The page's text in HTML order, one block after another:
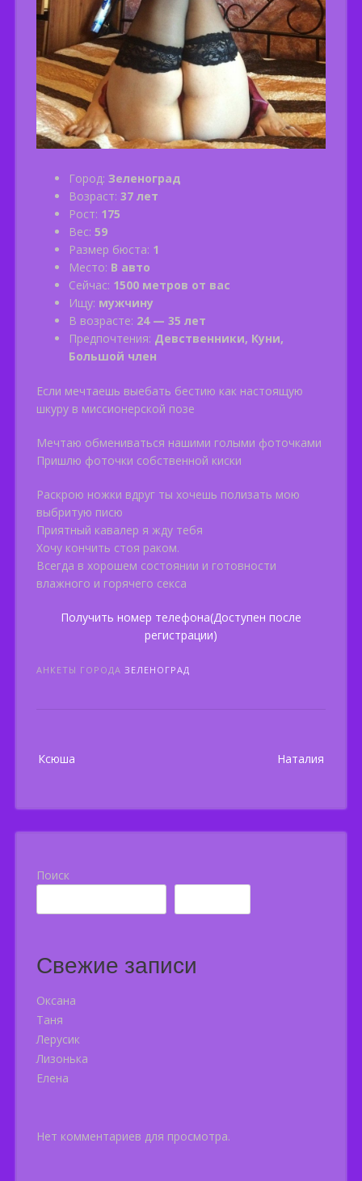
Город: Зеленоград
Возраст: 37 лет
Рост: 175
Вес: 59
Размер бюста: 1
Место: В авто
Сейчас: 1500 метров от вас
Ищу: мужчину
В возрасте: 24 — 35 лет
Предпочтения: Девственники, Куни,
Большой член
Если мечтаешь выебать бестию как настоящую
шкуру в миссионерской позе
Мечтаю обмениваться нашими голыми фоточками
Пришлю фоточки собственной киски
Раскрою ножки вдруг ты хочешь полизать мою
выбритую писю
Приятный кавалер я жду тебя
Хочу кончить стоя раком.
Всегда в хорошем состоянии и готовности
влажного и горячего секса
Получить номер телефона(Доступен после
регистрации)
АНКЕТЫ ГОРОДА ЗЕЛЕНОГРАД
navigation
Ксюша Наталия
Поиск
Свежие записи
Оксана
Таня
Лерусик
Лизонька
Елена
Нет комментариев для просмотра.